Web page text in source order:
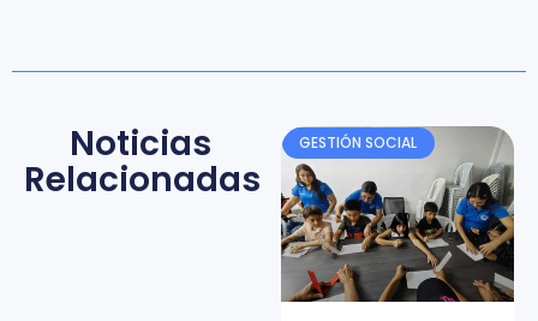
Noticias
Relacionadas
GESTIÓN SOCIAL